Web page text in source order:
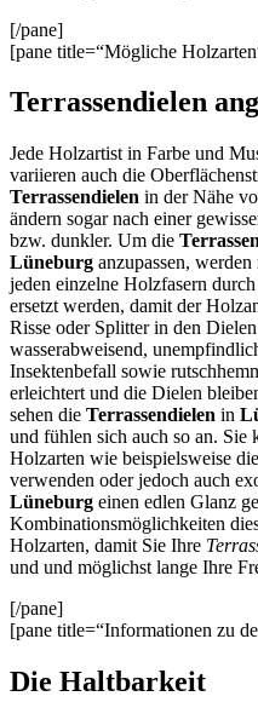
[/pane]
[pane title=“Mögliche
Terrassendielen
Jede Holzartist in Farbe und
variieren auch die
Terrassendielen in der Nähe
ändern sogar nach einer
bzw. dunkler. Um die
Lüneburg anzupassen,
jeden einzelne Holzfasern
ersetzt werden, damit der
Risse oder Splitter in den
wasserabweisend,
Insektenbefall sowie
erleichtert und die Dielen
sehen die Terrassendielen in
und fühlen sich auch so an. Sie
Holzarten wie beispielsweise
verwenden oder jedoch auch
Lüneburg einen edlen Glanz
Kombinationsmöglichkeiten
Holzarten, damit Sie Ihre
und und möglichst lange Ihre
[/pane]
[pane title=“Informationen zu
Die Haltbarkeit